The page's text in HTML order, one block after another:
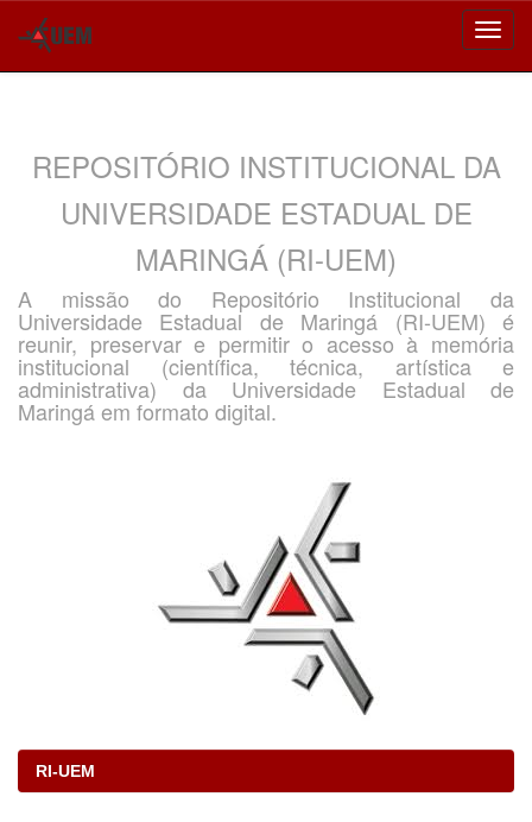
REPOSITÓRIO INSTITUCIONAL DA
UNIVERSIDADE ESTADUAL DE
MARINGÁ (RI-UEM)
A missão do Repositório Institucional da
Universidade Estadual de Maringá (RI-UEM) é
reunir, preservar e permitir o acesso à memória
institucional (científica, técnica, artística e
administrativa) da Universidade Estadual de
Maringá em formato digital.
RI-UEM